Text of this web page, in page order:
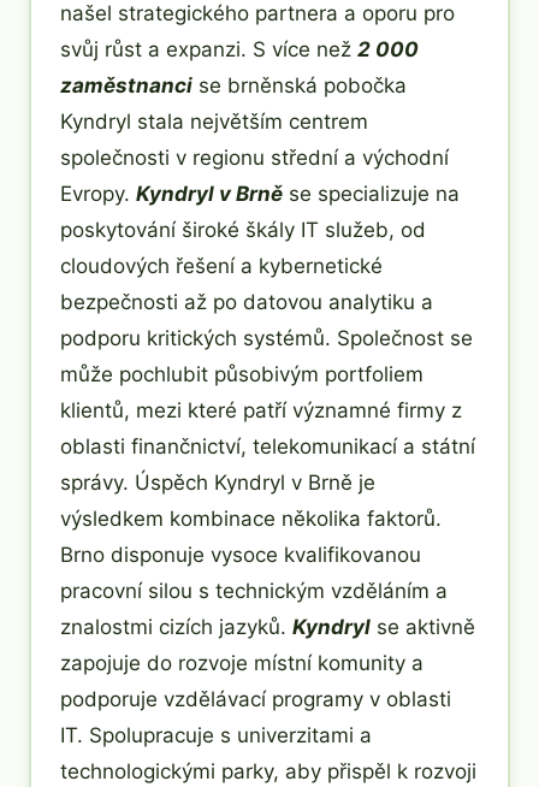
našel strategického partnera a oporu pro
svůj růst a expanzi. S více než 2 000
zaměstnanci se brněnská pobočka
Kyndryl stala největším centrem
společnosti v regionu střední a východní
Evropy. Kyndryl v Brně se specializuje na
poskytování široké škály IT služeb, od
cloudových řešení a kybernetické
bezpečnosti až po datovou analytiku a
podporu kritických systémů. Společnost se
může pochlubit působivým portfoliem
klientů, mezi které patří významné firmy z
oblasti finančnictví, telekomunikací a státní
správy. Úspěch Kyndryl v Brně je
výsledkem kombinace několika faktorů.
Brno disponuje vysoce kvalifikovanou
pracovní silou s technickým vzděláním a
znalostmi cizích jazyků. Kyndryl se aktivně
zapojuje do rozvoje místní komunity a
podporuje vzdělávací programy v oblasti
IT. Spolupracuje s univerzitami a
technologickými parky, aby přispěl k rozvoji